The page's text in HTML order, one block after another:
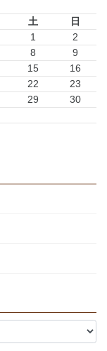
土
日
1
2
8
9
15
16
22
23
29
30